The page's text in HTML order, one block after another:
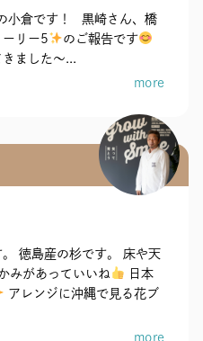
小倉です！ 黒崎さん、橋
ーリー5
のご報告です
ました～...
more
徳島産の杉です。 床や天
みがあっていいね
日本
アレンジに沖縄で見る花ブ
more